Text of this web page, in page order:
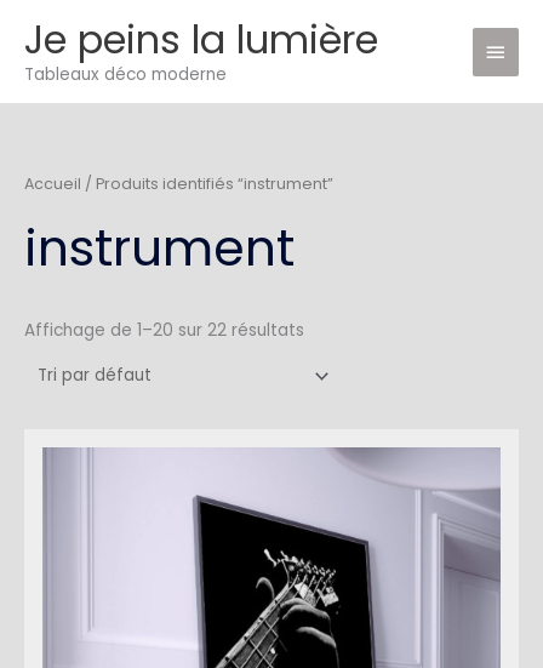
contenu
Je peins la lumière
Tableaux déco moderne
Accueil / Produits identifiés “instrument”
instrument
Affichage de 1–20 sur 22 résultats